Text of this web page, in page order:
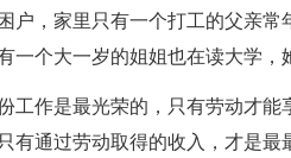
户，家里只有一个打工的父亲
一个大一岁的姐姐也在读大学，
工作是最光荣的，只有劳动才
有通过劳动取得的收入，才是最